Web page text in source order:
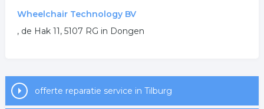
Wheelchair Technology BV
, de Hak 11, 5107 RG in Dongen
offerte reparatie service in Tilburg